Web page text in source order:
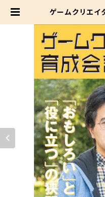
ゲームクリエ
ップ #聖